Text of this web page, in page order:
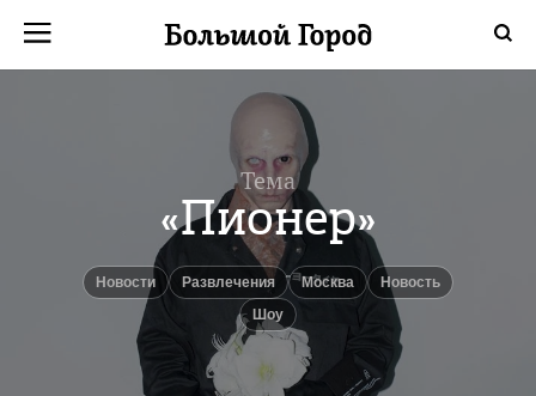
Тема
«Пионер»
новости Развлечения Москва
Новость
шоу